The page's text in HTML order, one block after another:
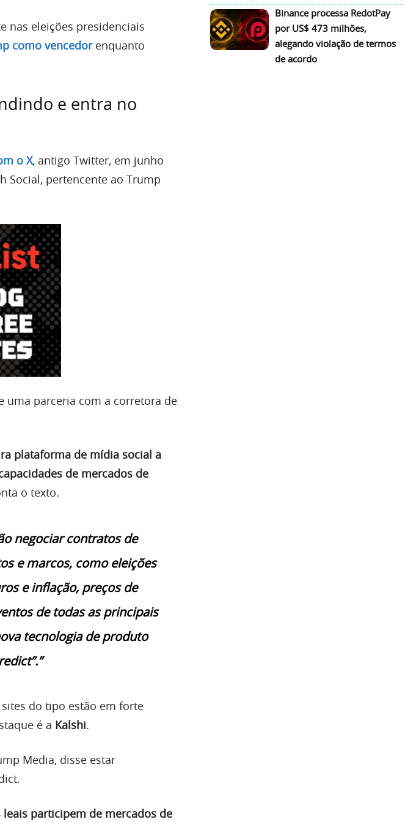
nas eleições presidenciais
como vencedorenquanto
e entra no
o X, antigo Twitter, em junho
Social, pertencente ao Trump
uma parceria com a corretora de
plataforma de mídia social a
de mercados de
o texto.
negociar contratos de
e marcos, como eleições
e inflação, preços de
de todas as principais
tecnologia de produto
do tipo estão em forte
é a Kalshi.
Media, disse estar
participem de mercados de
Binance processa RedotPay
por US$ 473 milhões,
alegando violação de termos
de acordo